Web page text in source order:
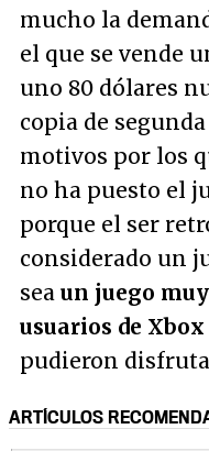
mucho la
el que se vende
uno 80 dólares
copia de
motivos por los
no ha puesto el
porque el ser
considerado un
sea un juego
usuarios de Xbox
pudieron
ARTÍCULOS